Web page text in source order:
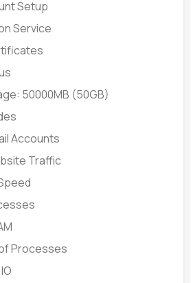
Setup
Service
50000MB (50GB)
Accounts
Traffic
Processes